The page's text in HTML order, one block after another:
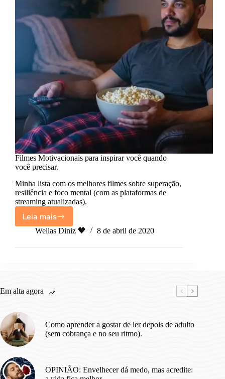
medo.
Filmes Motivacionais para inspirar você quando
você precisar.
Minha lista com os melhores filmes sobre superação,
resiliência e foco mental (com as plataformas de
streaming atualizadas).
Leia mais
Filmes
Motivacionais
inspirar
Wellas Diniz 🧡 8 de abril de 2020
Em alta agora
Como aprender a gostar de ler depois de adulto
(sem cobrança e no seu ritmo).
OPINIÃO: Envelhecer dá medo, mas acredite: